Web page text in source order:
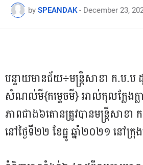
by SPEANDAK - December 23,
បន្ទាយមានជ័យ÷មន្ត្រីសាខា ក.ប.ប
សំណល់មី{កម្ទេចមី} អាល់កុលក្លែង
ភាពជាង៦តោនត្រូវបានមន្ត្រីសាខ
នៅថ្ងៃទី២២ ខែធ្នូ ឆ្នាំ២០២១ នៅក្